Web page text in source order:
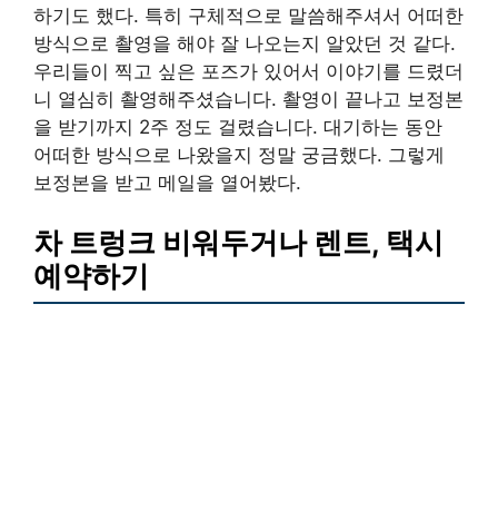
하기도 했다. 특히 구체적으로 말씀해주셔서 어떠한
방식으로 촬영을 해야 잘 나오는지 알았던 것 같다.
우리들이 찍고 싶은 포즈가 있어서 이야기를 드렸더
니 열심히 촬영해주셨습니다. 촬영이 끝나고 보정본
을 받기까지 2주 정도 걸렸습니다. 대기하는 동안
어떠한 방식으로 나왔을지 정말 궁금했다. 그렇게
보정본을 받고 메일을 열어봤다.
차 트렁크 비워두거나 렌트, 택시
예약하기